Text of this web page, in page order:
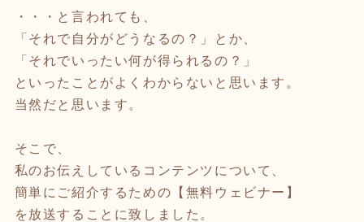
・・・と言われても、
「それで自分がどうなるの？」とか、
「それでいったい何が得られるの？」
といったことがよくわからないと思います。
当然だと思います。
そこで、
私のお伝えしているコンテンツについて、
簡単にご紹介するための【無料ウェビナー】
を放送することに致しました。